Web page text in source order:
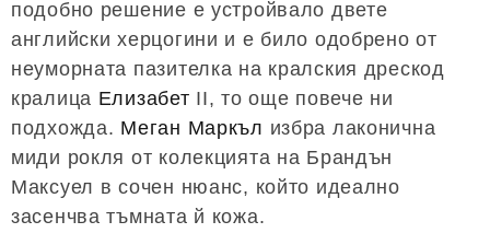
подобно решение е устройвало двете
английски херцогини и е било одобрено от
неуморната пазителка на кралския дрескод
кралица Елизабет II, то още повече ни
подхожда. Меган Маркъл избра лаконична
миди рокля от колекцията на Брандън
Максуел в сочен нюанс, който идеално
засенчва тъмната й кожа.